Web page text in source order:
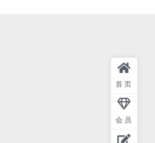
首页
会员